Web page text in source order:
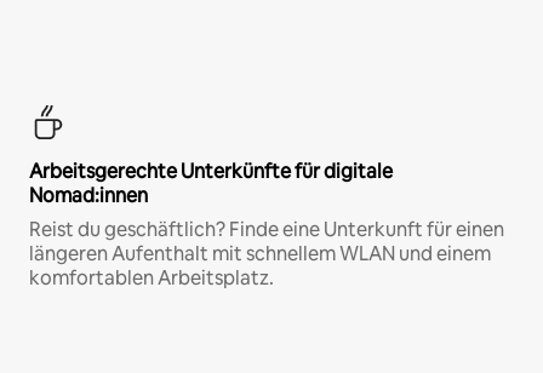
Arbeitsgerechte Unterkünfte für digitale
Nomad:innen
Reist du geschäftlich? Finde eine Unterkunft für einen
längeren Aufenthalt mit schnellem WLAN und einem
komfortablen Arbeitsplatz.